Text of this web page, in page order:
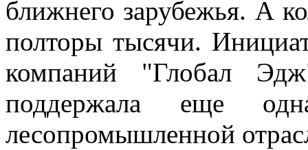
ближнего зарубежья. А
полторы тысячи.
компаний "Глобал
поддержала еще
лесопромышленной